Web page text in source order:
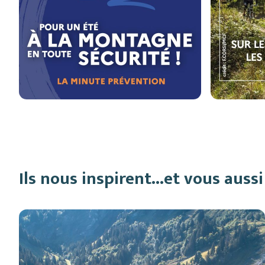
Ils nous inspirent...et vous